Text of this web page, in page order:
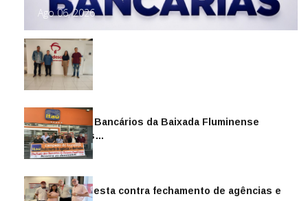
Ago 06, 2026
Sindicato dos Bancários da Baixada Fluminense
reintegra mais…
Jul 14, 2026
Sindicato protesta contra fechamento de agências e